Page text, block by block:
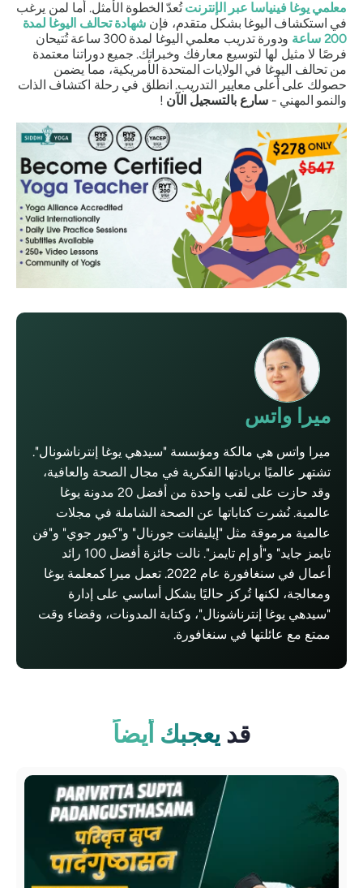
معلمي يوغا فينياسا عبر الإنترنتتُعدّ الخطوة الأمثل. أما لمن يرغب
في استكشاف اليوغا بشكل متقدم، فإنشهادة تحالف اليوغا لمدة
200 ساعة
ودورة تدريب معلمي اليوغا لمدة 300 ساعة تُتيحان
فرصًا لا مثيل لها لتوسيع معارفك وخبراتك. جميع دوراتنا معتمدة
من تحالف اليوغا في الولايات المتحدة الأمريكية، مما يضمن
حصولك على أعلى معايير التدريب. انطلق في رحلة اكتشاف الذات
والنمو المهني -سارع بالتسجيل الآن!
ميرا واتس
ميرا واتس هي مالكة ومؤسسة "سيدهي يوغا إنترناشونال".
تشتهر عالميًا بريادتها الفكرية في مجال الصحة والعافية،
وقد حازت على لقب واحدة من أفضل 20 مدونة يوغا
عالمية. نُشرت كتاباتها عن الصحة الشاملة في مجلات
عالمية مرموقة مثل "إيليفانت جورنال" و"كيور جوي" و"فن
تايمز جايد" و"أو إم تايمز". نالت جائزة أفضل 100 رائد
أعمال في سنغافورة عام 2022. تعمل ميرا كمعلمة يوغا
ومعالجة، لكنها تُركز حاليًا بشكل أساسي على إدارة
"سيدهي يوغا إنترناشونال"، وكتابة المدونات، وقضاء وقت
ممتع مع عائلتها في سنغافورة.
قديعجبك أيضاً